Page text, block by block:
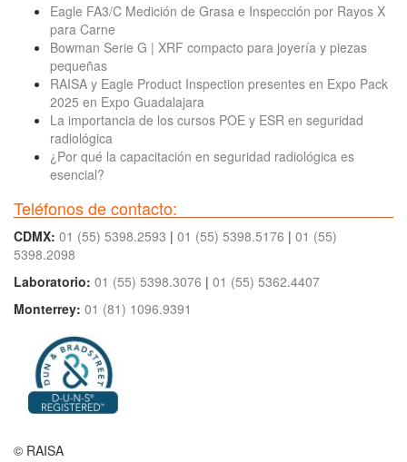
Eagle FA3/C Medición de Grasa e Inspección por Rayos X
para Carne
Bowman Serie G | XRF compacto para joyería y piezas
pequeñas
RAISA y Eagle Product Inspection presentes en Expo Pack
2025 en Expo Guadalajara
La importancia de los cursos POE y ESR en seguridad
radiológica
¿Por qué la capacitación en seguridad radiológica es
esencial?
Teléfonos de contacto:
CDMX: 01 (55) 5398.2593 | 01 (55) 5398.5176 | 01 (55)
5398.2098
Laboratorio: 01 (55) 5398.3076 | 01 (55) 5362.4407
Monterrey: 01 (81) 1096.9391
© RAISA